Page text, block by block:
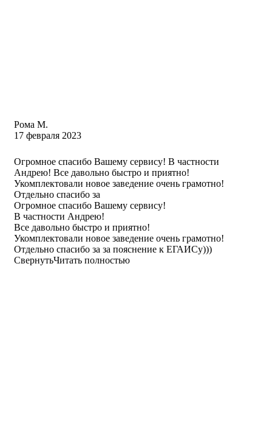
Рома М.
17 февраля 2023
Огромное спасибо Вашему сервису! В частности
Андрею! Все давольно быстро и приятно!
Укомплектовали новое заведение очень грамотно!
Отдельно спасибо за
Огромное спасибо Вашему сервису!
В частности Андрею!
Все давольно быстро и приятно!
Укомплектовали новое заведение очень грамотно!
Отдельно спасибо за за пояснение к ЕГАИСу)))
СвернутьЧитать полностью